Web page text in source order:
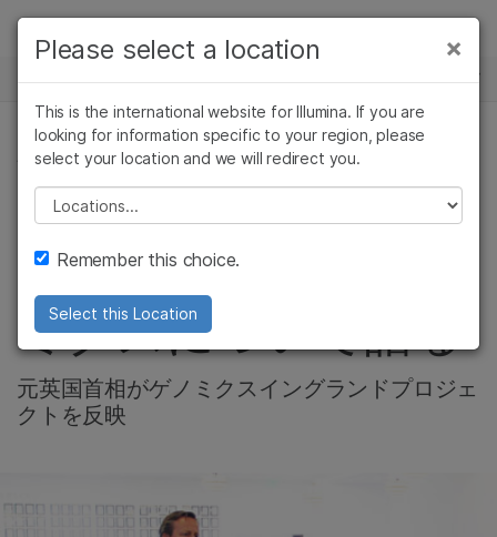
Skip to content
ソリューション
ラーニング
企業情報
サポート
お気に入りの分野を選択
ニュースセンター
会社情報
David Cameronがイ
ルミナを訪れ、ゲノ
ミクスについて語る
元英国首相がゲノミクスイングランドプロジェ
クトを反映
×
Please select a location
This is the international website for Illumina. If you are
looking for information specific to your region, please
select your location and we will redirect you.
Please select a location
Remember this choice.
Select this Location
×
がん研究
微生物研究
農学研究
複雑な疾患
臨床オンコロジー
生殖医学
患研究